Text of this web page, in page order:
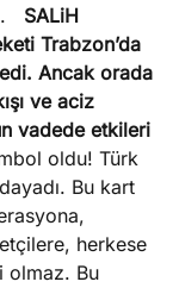
SALiH
Trabzon’da
Ancak orada
ve aciz
vadede etkileri
oldu! Türk
Bu kart
herkese
olmaz. Bu